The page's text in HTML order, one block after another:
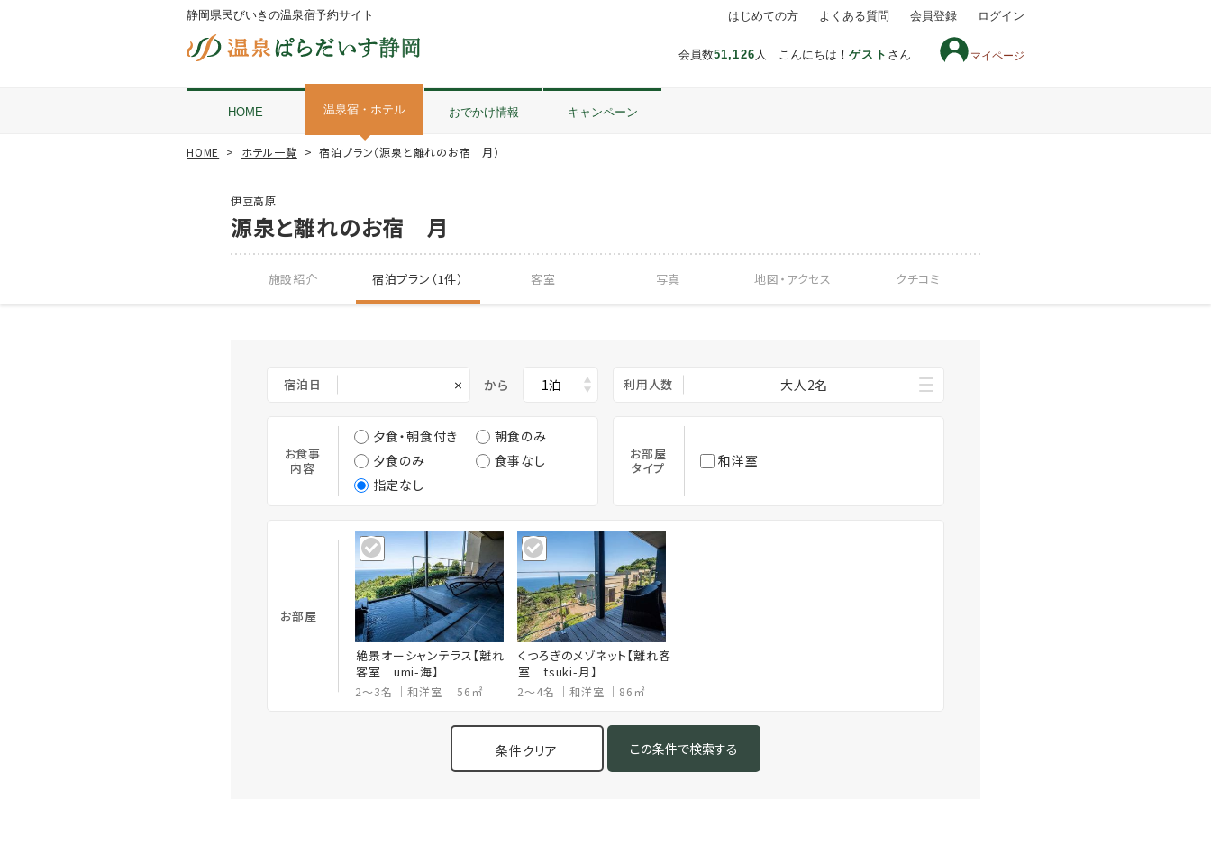
静岡県民びいきの温泉宿予約サイト
会員数51,126 人 こんにちは！ゲスト さん マイページ
はじめての方 よくある質問 会員登録 ログイン
HOME 温泉宿・ホテル おでかけ情報 キャンペーン
HOME ホテル一覧 宿泊プラン（源泉と離れのお宿 月）
伊豆高原
源泉と離れのお宿 月
施設紹介 宿泊プラン（1件） 客室 写真 地図・ アクセス クチコミ
宿泊日 × から 利用人数 大人2名
お食事
内容
夕食・朝食付き
朝食のみ
夕食のみ
食事なし
指定なし
お部屋
タイプ
和洋室
お部屋
絶景オーシャンテラス【離れ
客室 umi-海】
2～3名 和洋室 56㎡
くつろぎのメゾネット【離れ客
室 tsuki-月】
2～4名 和洋室 86㎡
条件クリア